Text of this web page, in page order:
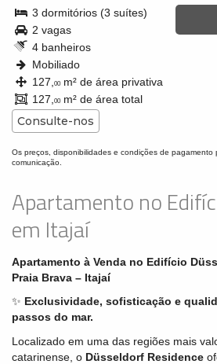
3 dormitórios (3 suítes)
2 vagas
4 banheiros
Mobiliado
127, 00m² de área privativa
127, 00m² de área total
Consulte-nos
Os preços, disponibilidades e condições de pagamento
comunicação.
Apartamento no
em Itajaí
Apartamento à Venda no Edifício
Praia Brava – Itajaí
✨ Exclusividade, sofisticação e
passos do mar.
Localizado em uma das regiões mais
catarinense, o Düsseldorf Residence